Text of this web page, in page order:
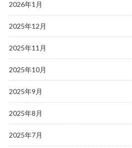
2026年1月
2025年12月
2025年11月
2025年10月
2025年9月
2025年8月
2025年7月